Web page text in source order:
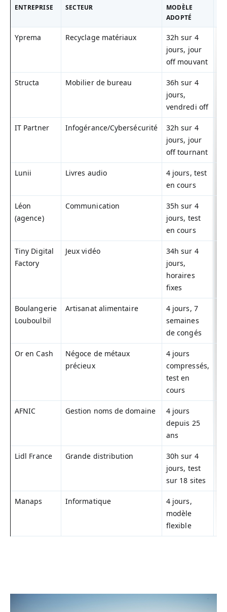
ENTREPRISE SECTEUR
MODÈLE
ADOPTÉ
Yprema Recyclage matériaux
32h sur 4
jours, jour
off mouvant
Structa Mobilier de bureau
36h sur 4
jours,
vendredi off
IT Partner Infogérance/Cybersécurité
32h sur 4
jours, jour
off tournant
Lunii Livres audio
4 jours, test
en cours
Léon
(agence)
Communication
35h sur 4
jours, test
en cours
Tiny Digital
Factory
Jeux vidéo
34h sur 4
jours,
horaires
fixes
Boulangerie
Louboulbil
Artisanat alimentaire
4 jours, 7
semaines
de congés
Or en Cash
Négoce de métaux
précieux
4 jours
compressés,
test en
cours
AFNIC Gestion noms de domaine
4 jours
depuis 25
ans
Lidl France Grande distribution
30h sur 4
jours, test
sur 18 sites
Manaps Informatique
4 jours,
modèle
flexible